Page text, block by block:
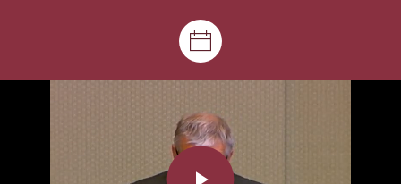
Sessions and meetings